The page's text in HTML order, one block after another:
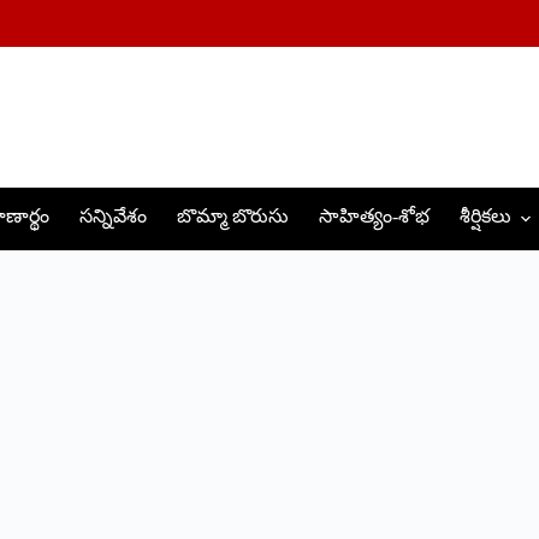
సన్నివేశం బొమ్మా బొరుసు సాహిత్యం-శోభ శీర్షికలు